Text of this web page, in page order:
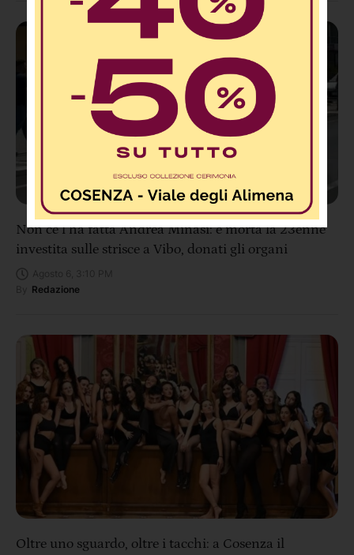
Non ce l’ha fatta Andrea Minasi: è morta la 23enne
investita sulle strisce a Vibo, donati gli organi
Redazione
Oltre uno sguardo, oltre i tacchi: a Cosenza il